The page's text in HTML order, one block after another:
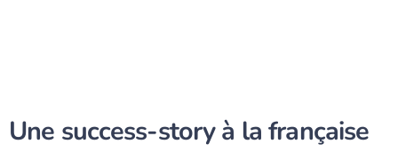
Une success-story à la française